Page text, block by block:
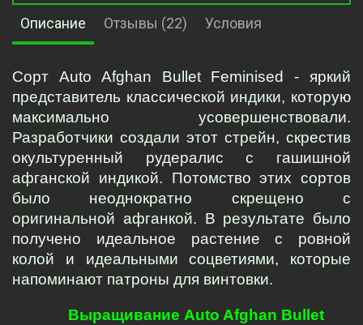
Описание Отзывы (22) Условия
Сорт Auto Afghan Bullet Feminised - яркий
представитель классической индики, которую
максимально усовершенствовали.
Разработчики создали этот стрейн, скрестив
окультуренный рудералис с гашишной
афганской индикой. Потомство этих сортов
было неоднократно скрещено с
оригинальной афганкой. В результате было
получено идеальное растение с ровной
колой и идеальными соцветиями, которые
напоминают патроны для винтовки.
Выращивание Auto Afghan Bullet